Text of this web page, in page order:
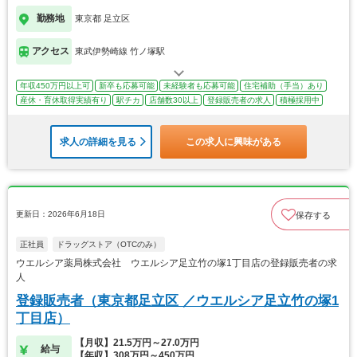
勤務地 東京都 足立区
アクセス 東武伊勢崎線 竹ノ塚駅
年収450万円以上可 新卒も応募可能 未経験者も応募可能
住宅補助（手当）あり
産休・育休取得実績有り
駅チカ 店舗数30以上 登録販売者の求人 積極採用中
求人の詳細を見る この求人に興味がある
更新日：2026年6月18日 保存する
正社員 ドラッグストア（OTCのみ）
ウエルシア薬局株式会社 ウエルシア足立竹の塚1丁目店の登録販売者の求
人
登録販売者（東京都足立区 ／ウエルシア足立竹の塚1
丁目店）
給与
【月収】21.5万円～27.0万円